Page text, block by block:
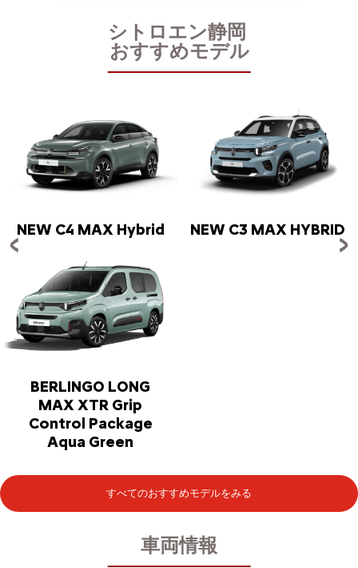
シトロエン静岡
おすすめモデル
NEW C4 MAX Hybrid NEW C3 MAX HYBRID
BERLINGO LONG
MAX XTR Grip
Control Package
Aqua Green
すべてのおすすめモデルをみる
車両情報